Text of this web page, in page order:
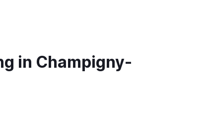
in Champigny-